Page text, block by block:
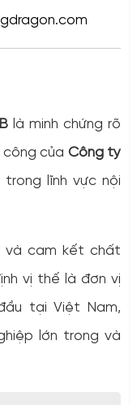
là minh chứng rõ
của Công ty
trong lĩnh vực nội
và cam kết chất
vị thế là đơn vị
tại Việt Nam,
lớn trong và